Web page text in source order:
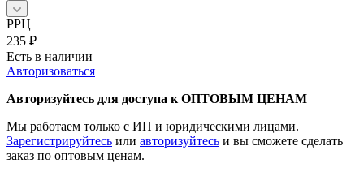
РРЦ
235 ₽
Есть в наличии
Авторизоваться
Авторизуйтесь для доступа к ОПТОВЫМ ЦЕНАМ
Мы работаем только с ИП и юридическими лицами.
Зарегистрируйтесь или авторизуйтесь и вы сможете сделать
заказ по оптовым ценам.